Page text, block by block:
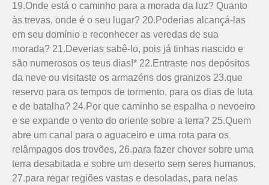
19.Onde está o caminho para a morada da luz? Quanto
às trevas, onde é o seu lugar? 20.Poderias alcançá-las
em seu domínio e reconhecer as veredas de sua
morada? 21.Deverias sabê-lo, pois já tinhas nascido e
são numerosos os teus dias!* 22.Entraste nos depósitos
da neve ou visitaste os armazéns dos granizos 23.que
reservo para os tempos de tormento, para os dias de luta
e de batalha? 24.Por que caminho se espalha o nevoeiro
e se expande o vento do oriente sobre a terra? 25.Quem
abre um canal para o aguaceiro e uma rota para os
relâmpagos dos trovões, 26.para fazer chover sobre uma
terra desabitada e sobre um deserto sem seres humanos,
27.para regar regiões vastas e desoladas, para nelas